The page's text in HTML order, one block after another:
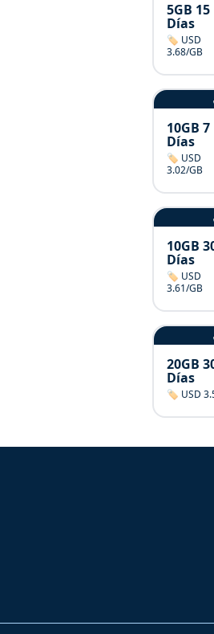
5GB 15
Días
🏷️ USD
3.68/GB
10GB 7
Días
🏷️ USD
3.02/GB
10GB
Días
🏷️ USD
3.61/GB
20GB
Días
🏷️ USD